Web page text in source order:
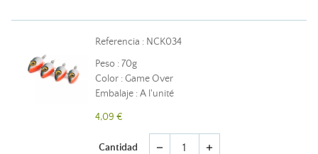
Referencia : NCK034
Peso : 70g
Color : Game Over
Embalaje : A l'unité
4,09 €
Cantidad remove add